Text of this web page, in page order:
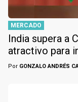
MERCADO
India supera a
atractivo para
Por GONZALO ANDRÉS